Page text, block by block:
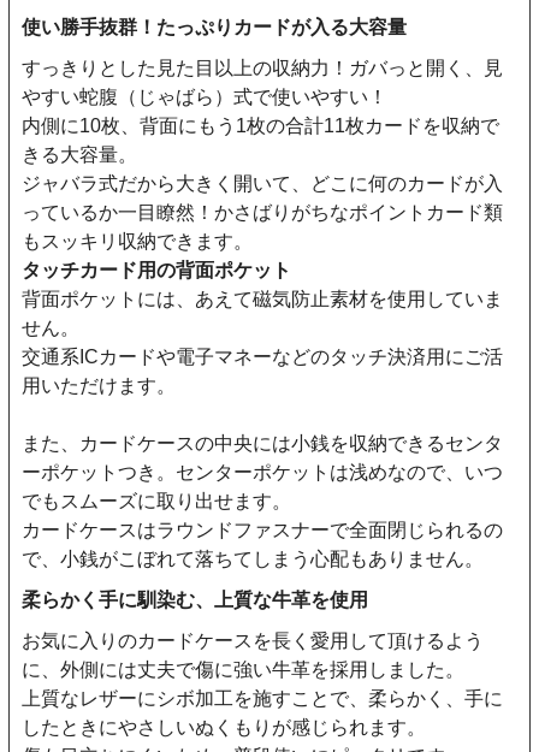
使い勝手抜群！たっぷりカードが入る大容量
すっきりとした見た目以上の収納力！ガバっと開く、見
やすい蛇腹（じゃばら）式で使いやすい！
内側に10枚、背面にもう1枚の合計11枚カードを収納で
きる大容量。
ジャバラ式だから大きく開いて、どこに何のカードが入
っているか一目瞭然！かさばりがちなポイントカード類
もスッキリ収納できます。
タッチカード用の背面ポケット
背面ポケットには、あえて磁気防止素材を使用していま
せん。
交通系ICカードや電子マネーなどのタッチ決済用にご活
用いただけます。
また、カードケースの中央には小銭を収納できるセンタ
ーポケットつき。センターポケットは浅めなので、いつ
でもスムーズに取り出せます。
カードケースはラウンドファスナーで全面閉じられるの
で、小銭がこぼれて落ちてしまう心配もありません。
柔らかく手に馴染む、上質な牛革を使用
お気に入りのカードケースを長く愛用して頂けるよう
に、外側には丈夫で傷に強い牛革を採用しました。
上質なレザーにシボ加工を施すことで、柔らかく、手に
したときにやさしいぬくもりが感じられます。